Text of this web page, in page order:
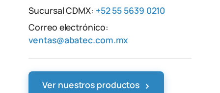
Sucursal CDMX: +52 55 5639 0210
Correo electrónico:
ventas@abatec.com.mx
Ver nuestros productos ›